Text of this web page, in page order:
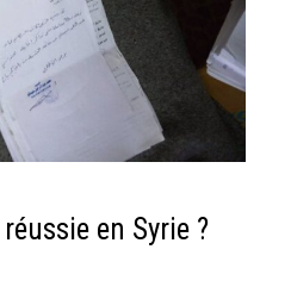
en Syrie ?